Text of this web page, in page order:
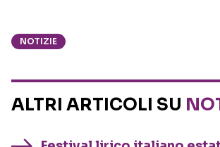
NOTIZIE
ALTRI ARTICOLI SU